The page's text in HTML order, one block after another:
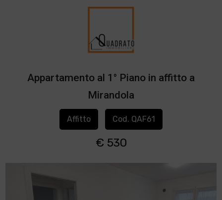
Appartamento al 1° Piano in affitto a
Mirandola
Affitto Cod. QAF61
€ 530